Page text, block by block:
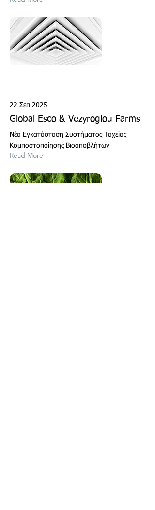
22 Σεπ 2025
Global Esco & Vezyroglou Farms
Νέα Εγκατάσταση Συστήματος Ταχείας
Κομποστοποίησης Βιοαποβλήτων
Read More